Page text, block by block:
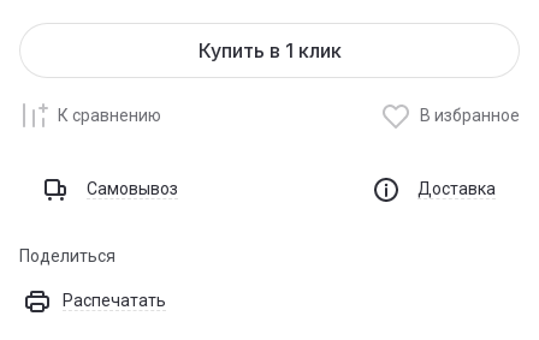
Купить в 1 клик
К сравнению В избранное
Самовывоз Доставка
Поделиться
Распечатать